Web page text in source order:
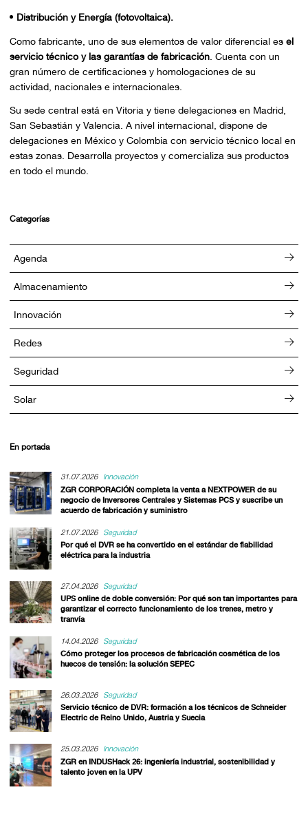
Distribución y Energía (fotovoltaica).
Como fabricante, uno de sus elementos de valor diferencial es el
servicio técnico y las garantías de fabricación. Cuenta con un
gran número de certificaciones y homologaciones de su
actividad, nacionales e internacionales.
Su sede central está en Vitoria y tiene delegaciones en Madrid,
San Sebastián y Valencia. A nivel internacional, dispone de
delegaciones en México y Colombia con servicio técnico local en
estas zonas. Desarrolla proyectos y comercializa sus productos
en todo el mundo.
Categorías
Agenda
Almacenamiento
Innovación
Redes
Seguridad
Solar
En portada
31.07.2026
Innovación
ZGR CORPORACIÓN completa la venta a NEXTPOWER de su
negocio de Inversores Centrales y Sistemas PCS y suscribe un
acuerdo de fabricación y suministro
21.07.2026
Seguridad
Por qué el DVR se ha convertido en el estándar de fiabilidad
eléctrica para la industria
27.04.2026
Seguridad
UPS online de doble conversión: Por qué son tan importantes para
garantizar el correcto funcionamiento de los trenes, metro y
tranvía
14.04.2026
Seguridad
Cómo proteger los procesos de fabricación cosmética de los
huecos de tensión: la solución SEPEC
26.03.2026
Seguridad
Servicio técnico de DVR: formación a los técnicos de Schneider
Electric de Reino Unido, Austria y Suecia
25.03.2026
Innovación
ZGR en INDUSHack 26: ingeniería industrial, sostenibilidad y
talento joven en la UPV